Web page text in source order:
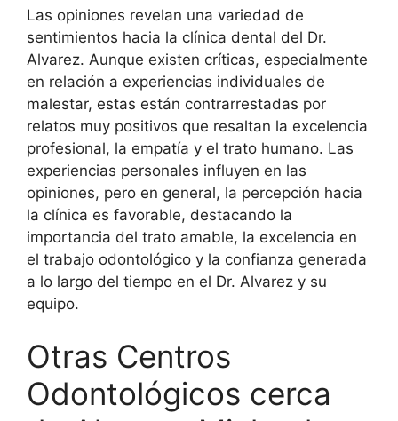
Las opiniones revelan una variedad de
sentimientos hacia la clínica dental del Dr.
Alvarez. Aunque existen críticas, especialmente
en relación a experiencias individuales de
malestar, estas están contrarrestadas por
relatos muy positivos que resaltan la excelencia
profesional, la empatía y el trato humano. Las
experiencias personales influyen en las
opiniones, pero en general, la percepción hacia
la clínica es favorable, destacando la
importancia del trato amable, la excelencia en
el trabajo odontológico y la confianza generada
a lo largo del tiempo en el Dr. Alvarez y su
equipo.
Otras Centros
Odontológicos cerca